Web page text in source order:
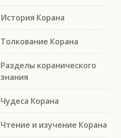
История Корана
Толкование Корана
Разделы коранического
знания
Чудеса Корана
Чтение и изучение Корана